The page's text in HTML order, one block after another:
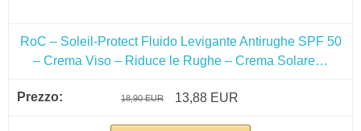
RoC – Soleil-Protect Fluido Levigante Antirughe SPF 50
– Crema Viso – Riduce le Rughe – Crema Solare…
18,90 EUR 13,88 EUR